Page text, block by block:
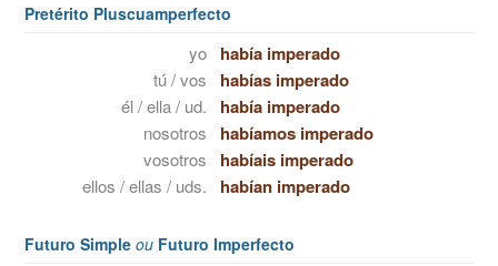
Pretérito Pluscuamperfecto
yo había imperado
tú / vos habías imperado
él / ella / ud. había imperado
nosotros habíamos imperado
vosotros habíais imperado
ellos / ellas / uds. habían imperado
Futuro Simple ou Futuro Imperfecto